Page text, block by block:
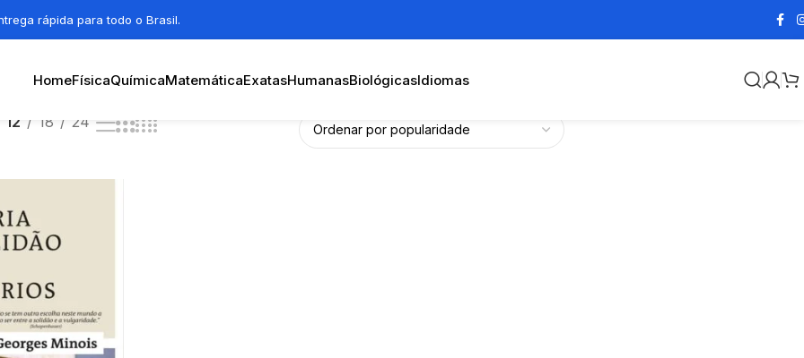
rápida para todo o Brasil.
HomeFísicaQuímicaMatemáticaExatasHumanasBiológicasIdiomas
12 18 24